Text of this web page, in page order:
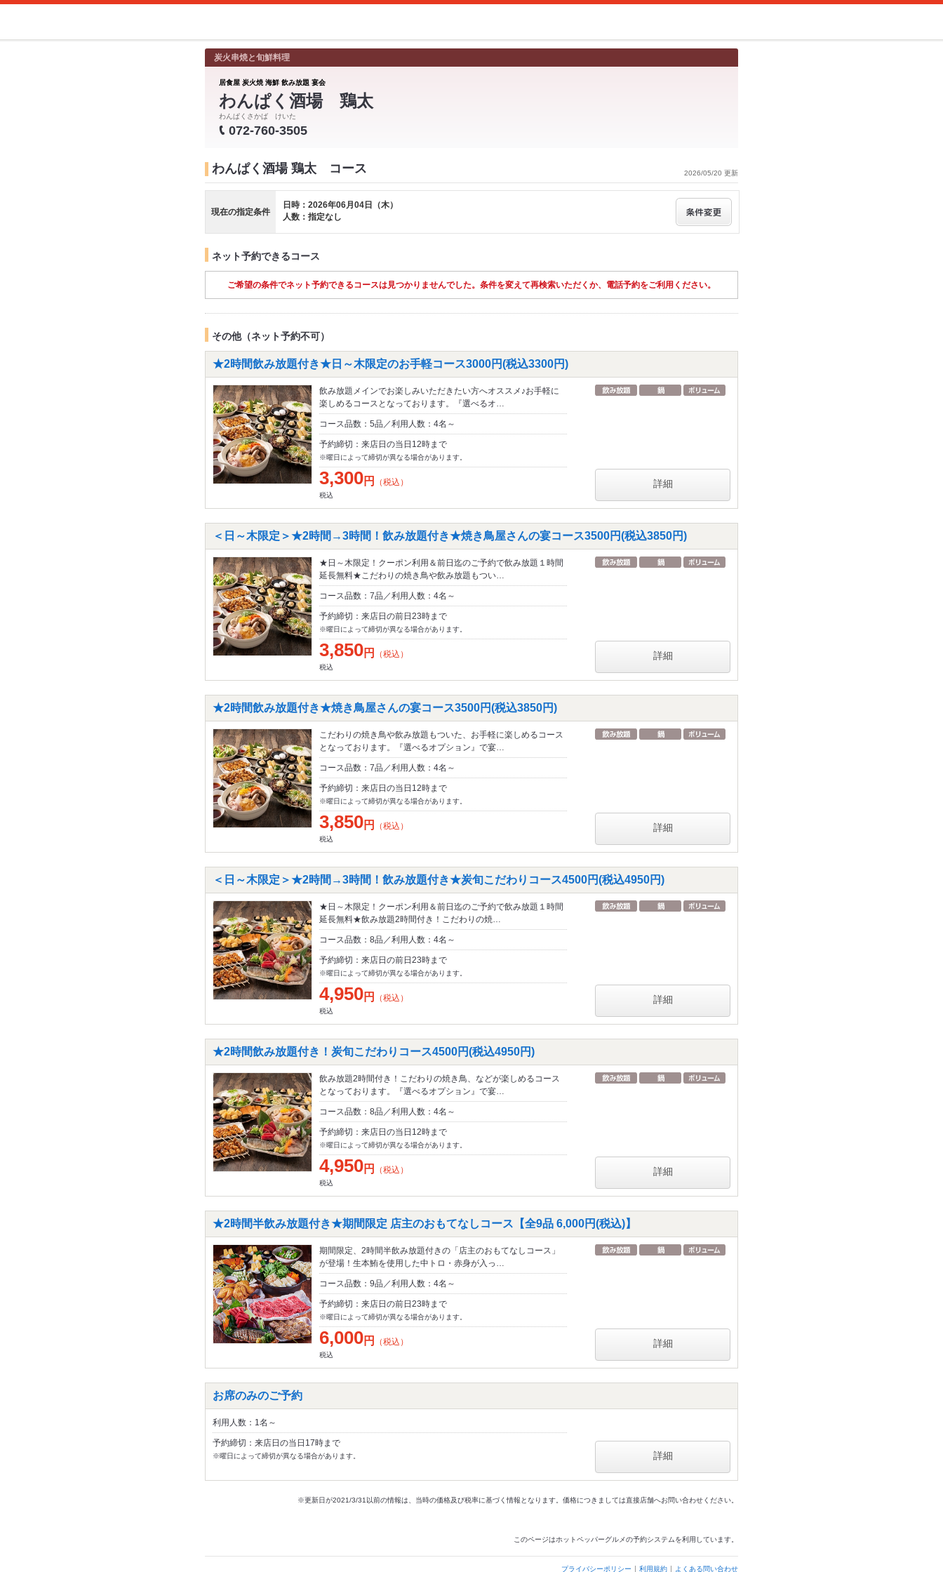
炭火串焼と旬鮮料理
居食屋 炭火焼 海鮮 飲み放題 宴会
わんぱく酒場 鶏太
わんぱくさかば けいた
072-760-3505
2026/05/20 更新
わんぱく酒場 鶏太 コース
現在の指定条件
日時：2026年06月04日（木）
人数：指定なし
ネット予約できるコース
ご希望の条件でネット予約できるコースは見つかりませんでした。条件を変えて再検索いただくか、電話予約をご利用ください。
その他（ネット予約不可）
★2時間飲み放題付き★日～木限定のお手軽コース3000円(税込3300円)
飲み放題メインでお楽しみいただきたい方へオススメ♪お手軽に
楽しめるコースとなっております。『選べるオ…
コース品数：5品／利用人数：4名～
予約締切：来店日の当日12時まで
※曜日によって締切が異なる場合があります。
3,300円 （税込）
税込
詳細
＜日～木限定＞★2時間→3時間！飲み放題付き★焼き鳥屋さんの宴コース3500円(税込3850円)
★日～木限定！クーポン利用＆前日迄のご予約で飲み放題１時間
延長無料★こだわりの焼き鳥や飲み放題もつい…
コース品数：7品／利用人数：4名～
予約締切：来店日の前日23時まで
※曜日によって締切が異なる場合があります。
3,850円 （税込）
税込
詳細
★2時間飲み放題付き★焼き鳥屋さんの宴コース3500円(税込3850円)
こだわりの焼き鳥や飲み放題もついた、お手軽に楽しめるコース
となっております。『選べるオプション』で宴…
コース品数：7品／利用人数：4名～
予約締切：来店日の当日12時まで
※曜日によって締切が異なる場合があります。
3,850円 （税込）
税込
詳細
＜日～木限定＞★2時間→3時間！飲み放題付き★炭旬こだわりコース4500円(税込4950円)
★日～木限定！クーポン利用＆前日迄のご予約で飲み放題１時間
延長無料★飲み放題2時間付き！こだわりの焼…
コース品数：8品／利用人数：4名～
予約締切：来店日の前日23時まで
※曜日によって締切が異なる場合があります。
4,950円 （税込）
税込
詳細
★2時間飲み放題付き！炭旬こだわりコース4500円(税込4950円)
飲み放題2時間付き！こだわりの焼き鳥、などが楽しめるコース
となっております。『選べるオプション』で宴…
コース品数：8品／利用人数：4名～
予約締切：来店日の当日12時まで
※曜日によって締切が異なる場合があります。
4,950円 （税込）
税込
詳細
★2時間半飲み放題付き★期間限定 店主のおもてなしコース【全9品 6,000円(税込)】
期間限定、2時間半飲み放題付きの「店主のおもてなしコース」
が登場！生本鮪を使用した中トロ・赤身が入っ…
コース品数：9品／利用人数：4名～
予約締切：来店日の前日23時まで
※曜日によって締切が異なる場合があります。
6,000円 （税込）
税込
詳細
お席のみのご予約
利用人数：1名～
予約締切：来店日の当日17時まで
※曜日によって締切が異なる場合があります。 詳細
※更新日が2021/3/31以前の情報は、当時の価格及び税率に基づく情報となります。価格につきましては直接店舗へお問い合わせください。
このページはホットペッパーグルメの予約システムを利用しています。
プライバシーポリシー 利用規約 よくある問い合わせ